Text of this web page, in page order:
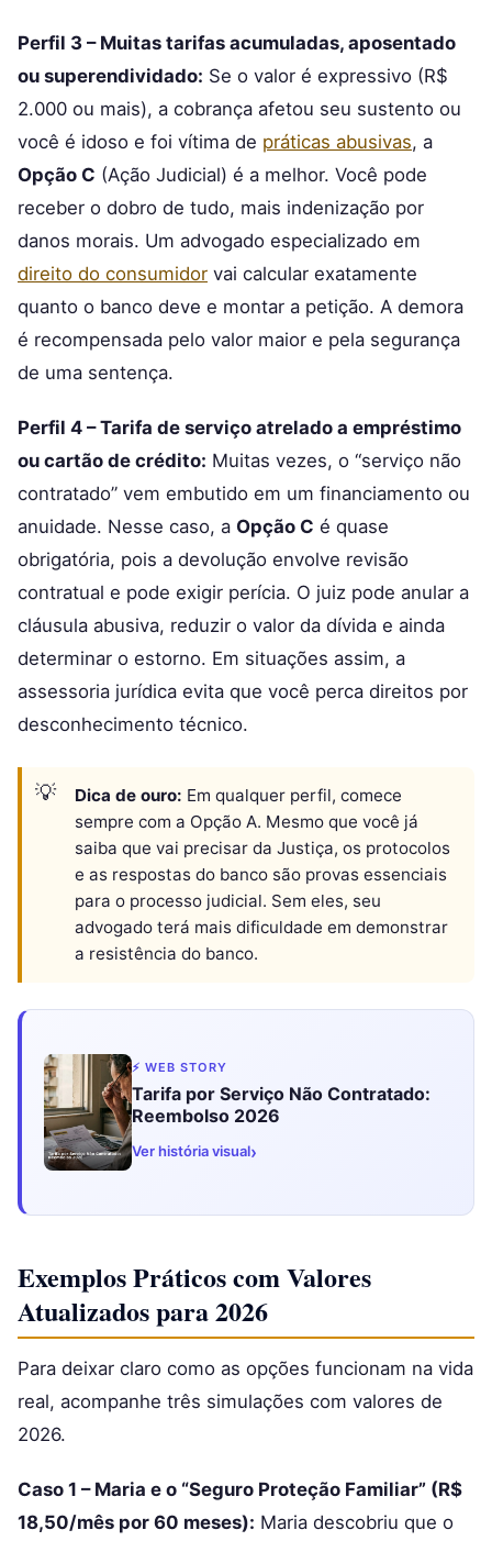
Perfil 3 – Muitas tarifas acumuladas, aposentado
ou superendividado: Se o valor é expressivo (R$
2.000 ou mais), a cobrança afetou seu sustento ou
você é idoso e foi vítima de práticas abusivas, a
Opção C (Ação Judicial) é a melhor. Você pode
receber o dobro de tudo, mais indenização por
danos morais. Um advogado especializado em
direito do consumidor vai calcular exatamente
quanto o banco deve e montar a petição. A demora
é recompensada pelo valor maior e pela segurança
de uma sentença.
Perfil 4 – Tarifa de serviço atrelado a empréstimo
ou cartão de crédito: Muitas vezes, o “serviço não
contratado” vem embutido em um financiamento ou
anuidade. Nesse caso, a Opção C é quase
obrigatória, pois a devolução envolve revisão
contratual e pode exigir perícia. O juiz pode anular a
cláusula abusiva, reduzir o valor da dívida e ainda
determinar o estorno. Em situações assim, a
assessoria jurídica evita que você perca direitos por
desconhecimento técnico.
Dica de ouro: Em qualquer perfil, comece
sempre com a Opção A. Mesmo que você já
saiba que vai precisar da Justiça, os protocolos
e as respostas do banco são provas essenciais
para o processo judicial. Sem eles, seu
advogado terá mais dificuldade em demonstrar
a resistência do banco.
⚡ WEB STORY
Tarifa por Serviço Não Contratado:
Reembolso 2026
Ver história visual›
Exemplos Práticos com Valores
Atualizados para 2026
Para deixar claro como as opções funcionam na vida
real, acompanhe três simulações com valores de
2026.
Caso 1 – Maria e o “Seguro Proteção Familiar” (R$
18,50/mês por 60 meses): Maria descobriu que o